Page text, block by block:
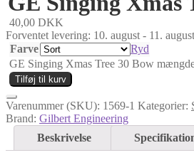
40,00 DKK
Forventet levering: 10. august - 11. august
Farve
Ryd
GE Singing Xmas Tree 30 Bow
Tilføj til kurv
Varenummer (SKU): 1569-1 Kategorier:
Brand: Gilbert Engineering
Beskrivelse